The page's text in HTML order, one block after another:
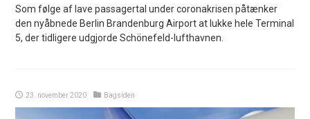
Som følge af lave passagertal under coronakrisen påtænker
den nyåbnede Berlin Brandenburg Airport at lukke hele Terminal
5, der tidligere udgjorde Schönefeld-lufthavnen.
23. november 2020 Bagsiden